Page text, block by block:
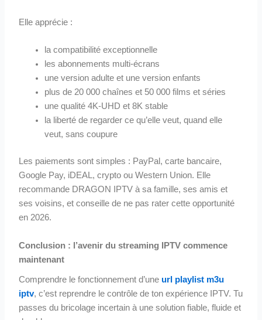
Elle apprécie :
la compatibilité exceptionnelle
les abonnements multi-écrans
une version adulte et une version enfants
plus de 20 000 chaînes et 50 000 films et séries
une qualité 4K-UHD et 8K stable
la liberté de regarder ce qu’elle veut, quand elle
veut, sans coupure
Les paiements sont simples : PayPal, carte bancaire,
Google Pay, iDEAL, crypto ou Western Union. Elle
recommande DRAGON IPTV à sa famille, ses amis et
ses voisins, et conseille de ne pas rater cette opportunité
en 2026.
Conclusion : l’avenir du streaming IPTV commence
maintenant
Comprendre le fonctionnement d’une url playlist m3u
iptv, c’est reprendre le contrôle de ton expérience IPTV. Tu
passes du bricolage incertain à une solution fiable, fluide et